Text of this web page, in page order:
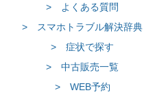
> よくある質問
> スマホトラブル解決辞典
> 症状で探す
> 中古販売一覧
> WEB予約